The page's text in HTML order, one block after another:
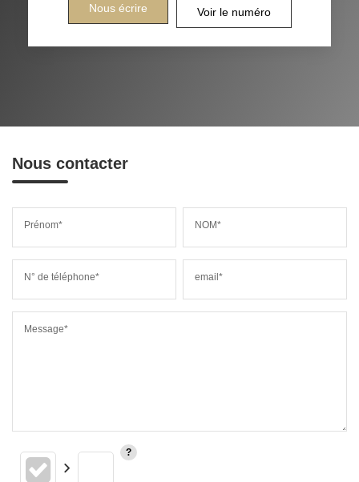
Nous écrire Voir le numéro
Nous contacter
Prénom* NOM*
N° de téléphone* email*
Message*